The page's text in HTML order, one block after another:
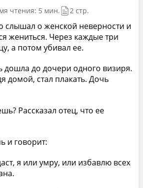
чтения: 5 мин. 2 стр.
слышал о женской неверности и
жениться. Через каждые три
а потом убивал ее.
до дочери одного визиря.
домой, стал плакать. Дочь
Рассказал отец, что ее
и говорит:
я или умру, или избавлю всех